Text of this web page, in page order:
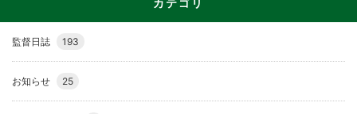
カテゴリ
監督日誌 193
お知らせ 25